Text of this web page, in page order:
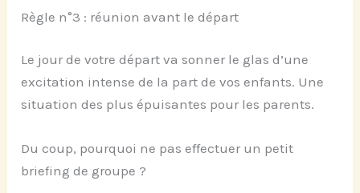
Règle n°3 : réunion avant le départ
Le jour de votre départ va sonner le glas d’une
excitation intense de la part de vos enfants. Une
situation des plus épuisantes pour les parents.
Du coup, pourquoi ne pas effectuer un petit
briefing de groupe ?